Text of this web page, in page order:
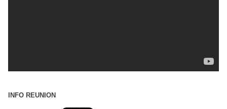
INFO REUNION